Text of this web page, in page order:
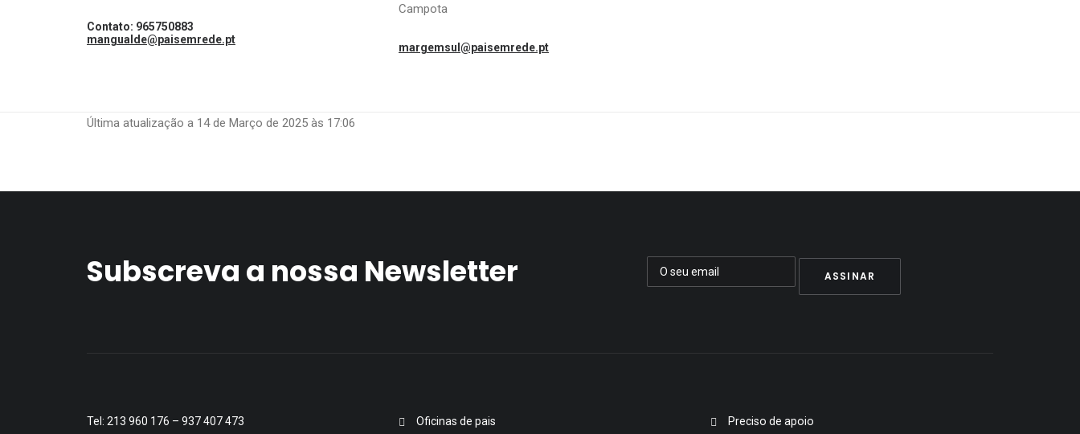
Contato: 965750883
mangualde@paisemrede.pt
Campota
margemsul@paisemrede.pt
Última atualização a 14 de Março de 2025 às 17:06
Subscreva a nossa Newsletter
Tel: 213 960 176 – 937 407 473 Oficinas de pais Preciso de apoio